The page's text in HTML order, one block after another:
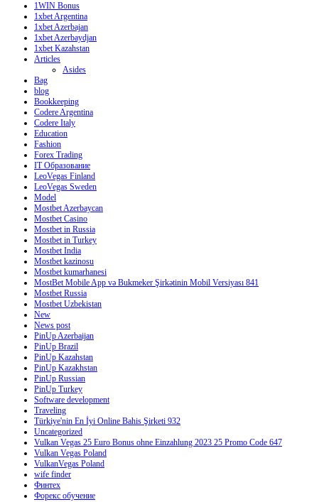
1WIN Bonus
1xbet Argentina
1xbet Azerbajan
1xbet Azerbaydjan
1xbet Kazahstan
Articles
Asides
Bag
blog
Bookkeeping
Codere Argentina
Codere Italy
Education
Fashion
Forex Trading
IT Образование
LeoVegas Finland
LeoVegas Sweden
Model
Mostbet Azerbaycan
Mostbet Casino
Mostbet in Russia
Mostbet in Turkey
Mostbet India
Mostbet kazinosu
Mostbet kumarhanesi
MostBet Mobile App və Bukmeker Şirkətinin Mobil Versiyası 841
Mostbet Russia
Mostbet Uzbekistan
New
News post
PinUp Azerbaijan
PinUp Brazil
PinUp Kazahstan
PinUp Kazakhstan
PinUp Russian
PinUp Turkey
Software development
Traveling
Türkiye'nin En İyi Online Bahis Şirketi 932
Uncategorized
Vulkan Vegas 25 Euro Bonus ohne Einzahlung 2023 25 Promo Code 647
Vulkan Vegas Poland
VulkanVegas Poland
wife finder
Финтех
Форекс обучение